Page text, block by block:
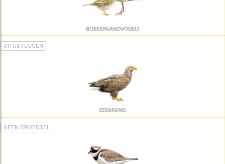
BOERENLANDVOGELS
UITGEVLOGEN
ZEEAREND
GEEN BROEDSEL